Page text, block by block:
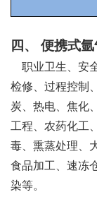
四、 便携式
职业卫生、安
检修、过程控制
炭、热电、焦化
工程、农药化工
毒、熏蒸处理、
食品加工、速冻
染等。